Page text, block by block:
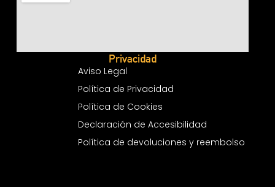
Privacidad
Aviso Legal
Política de Privacidad
Política de Cookies
Declaración de Accesibilidad
Política de devoluciones y reembolso